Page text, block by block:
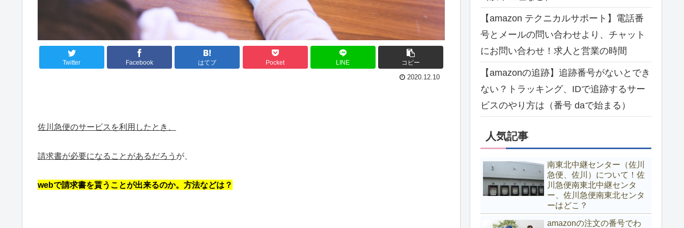
Twitter Facebook はてブ Pocket LINE コピー
2020.12.10
佐川急便のサービスを利用したとき、
請求書が必要になることがあるだろう が、
webで請求書を貰うことが出来るのか。方法などは？
【amazon テクニカルサポート】電話番
号とメールの問い合わせより、チャット
にお問い合わせ！求人と営業の時間
【amazonの追跡】追跡番号がないとでき
ない？トラッキング、IDで追跡するサー
ビスのやり方は（番号 daで始まる）
人気記事
南東北中継センター（佐川
急便、佐川）について！佐
川急便南東北中継センタ
ー、佐川急便南東北センタ
ーはどこ？
amazonの注文の番号でわ